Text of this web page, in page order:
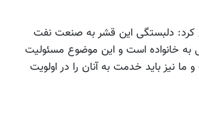
کرد: دلبستگی این قشر به صنعت نفت
خانواده است و این موضوع مسئولیت
ما نیز باید خدمت به آنان را در اولویت